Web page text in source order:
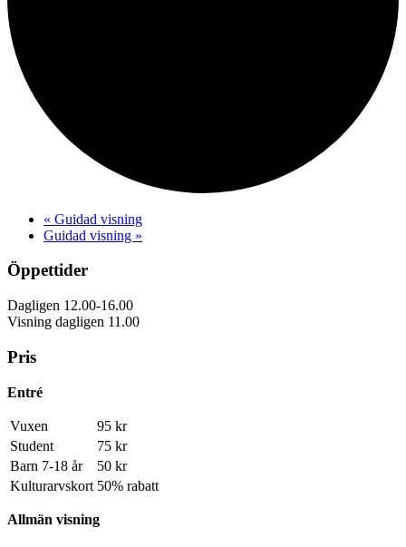
« Guidad visning
Guidad visning »
Öppettider
Dagligen 12.00-16.00
Visning dagligen 11.00
Pris
Entré
Vuxen
95 kr
Student
75 kr
Barn 7-18 år
50 kr
Kulturarvskort 50% rabatt
Allmän visning